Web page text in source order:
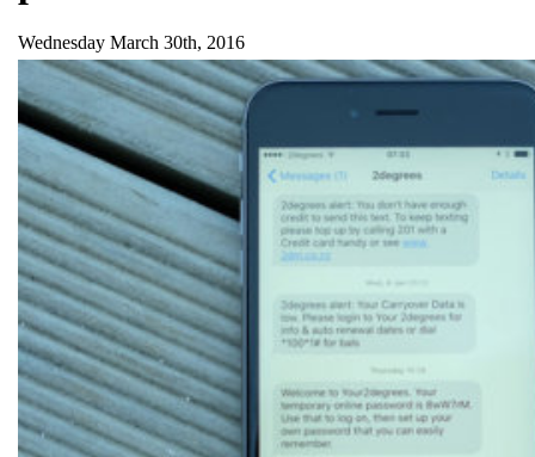
Wednesday March 30th, 2016